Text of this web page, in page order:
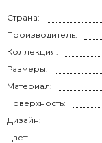
Страна:
Производитель:
Коллекция:
Размеры:
Материал:
Поверхность:
Дизайн:
Цвет: